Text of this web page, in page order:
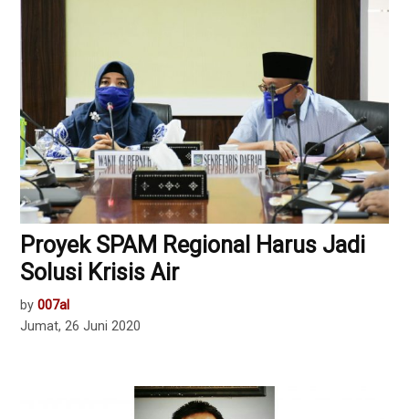
Proyek SPAM Regional Harus Jadi
Solusi Krisis Air
by 007al
Jumat, 26 Juni 2020